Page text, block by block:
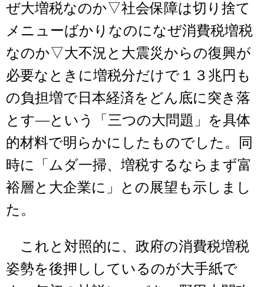
ぜ大増税なのか▽社会保障は切り捨て
メニューばかりなのになぜ消費税増税
なのか▽大不況と大震災からの復興が
必要なときに増税分だけで１３兆円も
の負担増で日本経済をどん底に突き落
とす―という「三つの大問題」を具体
的材料で明らかにしたものでした。同
時に「ムダ一掃、増税するならまず富
裕層と大企業に」との展望も示しまし
た。
これと対照的に、政府の消費税増税
姿勢を後押ししているのが大手紙で